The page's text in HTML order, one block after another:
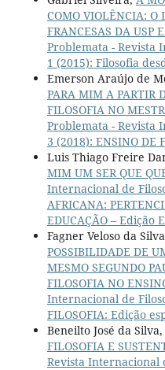
COMO VIOLÊNCIA: O
FRANCESAS DA USP
Problemata - Revista
1 (2015): Filosofia
Emerson Araújo de
PARA MIM A PARTIR
FILOSOFIA NO
Problemata - Revista
3 (2018): ENSINO DE
Luis Thiago Freire
MIM UM SER QUE
Internacional de
AFRICANA:
EDUCAÇÃO – Edição
Fagner Veloso da
POSSIBILIDADE DE
MESMO SEGUNDO
FILOSOFIA NO
Internacional de
FILOSOFIA: Edição
Beneilto José da
FILOSOFIA E
Revista Internacional